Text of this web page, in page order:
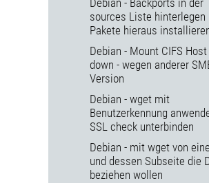
Debian - Backports in der
sources Liste hinterlegen
Pakete hieraus
Debian - Mount CIFS
down - wegen anderer
Version
Debian - wget mit
Benutzerkennung
SSL check unterbinden
Debian - mit wget von
und dessen Subseite die
beziehen wollen